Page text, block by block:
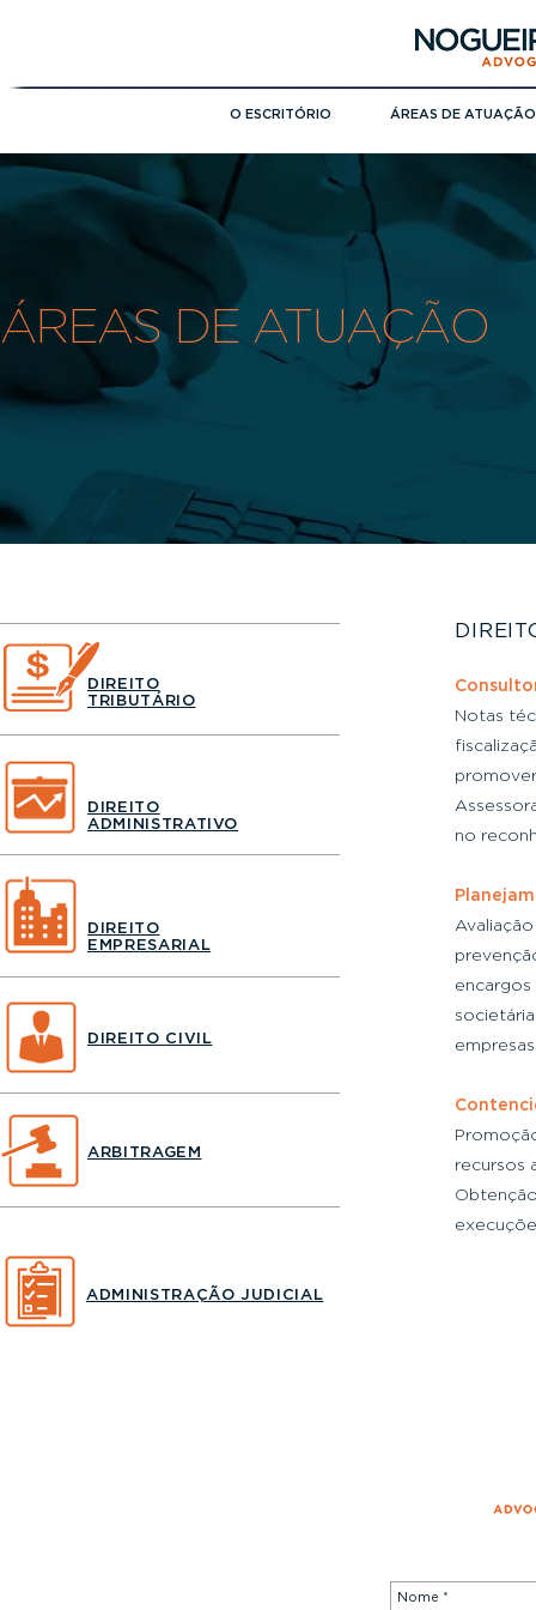
O ESCRITÓRIO ÁREAS DE ATUAÇÃO
ÁREAS DE ATUAÇÃO
DIREITO
TRIBUTÁRIO
DIREITO
ADMINISTRATIVO
DIREITO
EMPRESARIAL
DIREITO CIVIL
ARBITRAGEM
ADMINISTRAÇÃO JUDICIAL
Notas
no
recursos